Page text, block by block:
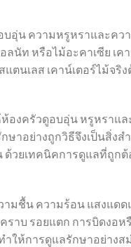
บอุ่น ความหรูหราและค
ลนัท หรือไม้อะคาเซีย เ
นเลส เคาน์เตอร์ไม้จริ
องครัวดูอบอุ่น หรูหราแ
าอย่างถูกวิธีจึงเป็นสิ่ง
วยเทคนิคการดูแลที่ถูกต้
มชื้น ความร้อน แสงแด
ราบ รอยแตก การบิดงอ
ให้การดูแลรักษาอย่างส